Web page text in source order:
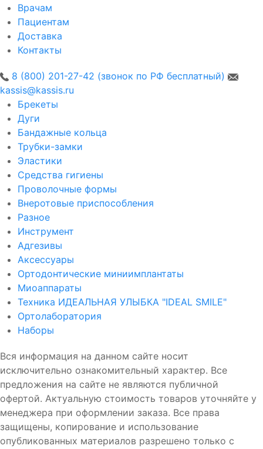
Врачам
Пациентам
Доставка
Контакты
8 (800) 201-27-42 (звонок по РФ бесплатный)
kassis@kassis.ru
Брекеты
Дуги
Бандажные кольца
Трубки-замки
Эластики
Средства гигиены
Проволочные формы
Внеротовые приспособления
Разное
Инструмент
Адгезивы
Аксессуары
Ортодонтические миниимплантаты
Миоаппараты
Техника ИДЕАЛЬНАЯ УЛЫБКА "IDEAL SMILE"
Ортолаборатория
Наборы
Вся информация на данном сайте носит
исключительно ознакомительный характер. Все
предложения на сайте не являются публичной
офертой. Актуальную стоимость товаров уточняйте у
менеджера при оформлении заказа. Все права
защищены, копирование и использование
опубликованных материалов разрешено только с